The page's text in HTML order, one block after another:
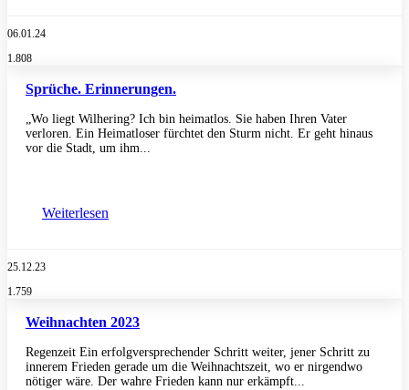
06.01.24
1.808
Sprüche. Erinnerungen.
„Wo liegt Wilhering? Ich bin heimatlos. Sie haben Ihren Vater
verloren. Ein Heimatloser fürchtet den Sturm nicht. Er geht hinaus
vor die Stadt, um ihm...
Weiterlesen
25.12.23
1.759
Weihnachten 2023
Regenzeit Ein erfolgversprechender Schritt weiter, jener Schritt zu
innerem Frieden gerade um die Weihnachtszeit, wo er nirgendwo
nötiger wäre. Der wahre Frieden kann nur erkämpft...